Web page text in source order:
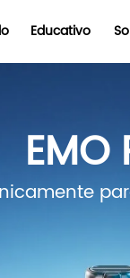
Educativo
EMO